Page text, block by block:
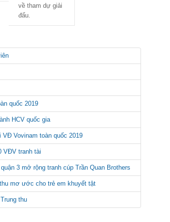
về tham dự giải
đấu.
quốc 2019
HCV quốc gia
VĐ Vovinam toàn quốc 2019
VĐV tranh tài
3 mở rộng tranh cúp Trần Quan Brothers
mơ ước cho trẻ em khuyết tật
thu